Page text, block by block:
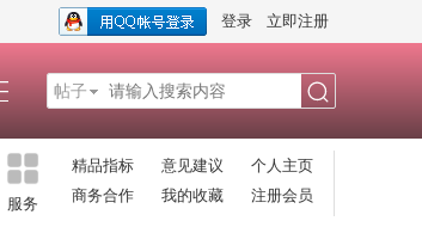
登录 立即注册
帖子
服务
精品指标 意见建议
个人主页
商务合作
我的收藏 注册会员